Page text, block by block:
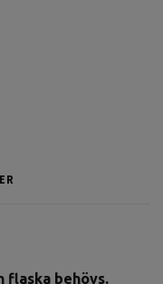
flaska behövs.